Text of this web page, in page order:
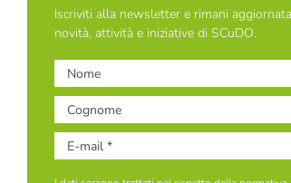
Iscriviti alla newsletter e rimani
novità, attività e iniziative di SCuDO.